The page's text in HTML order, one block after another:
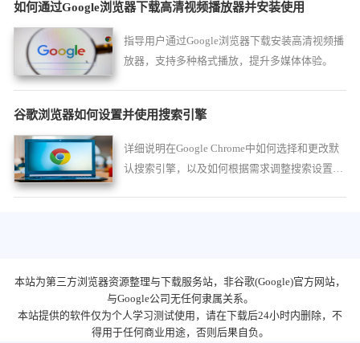
如何通过Google浏览器下载高清视频播放器并安装使用
指导用户通过Google浏览器下载安装高清视频播
放器，支持多种格式播放，提升多媒体体验。
谷歌浏览器如何设置并使用搜索引擎
详细说明在Google Chrome中如何选择和更改默
认搜索引擎，以及如何根据需求调整搜索设置，
本站为第三方浏览器资源整理与下载服务站，非谷歌(Google)官方网站，
与Google公司无任何隶属关系。
本站提供的软件仅为个人学习测试使用，请在下载后24小时内删除，不
得用于任何商业用途，否则后果自负。